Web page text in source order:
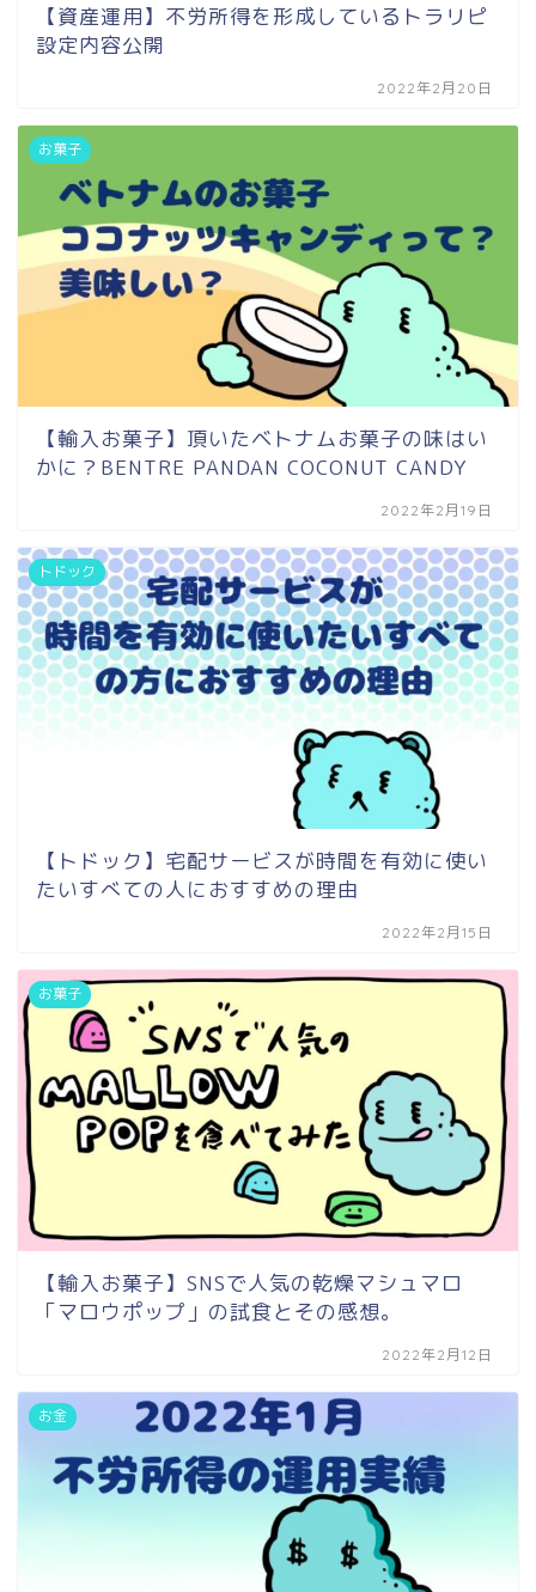
【資産運用】不労所得を形成しているトラリピ
設定内容公開
2022年2月20日
お菓子
【輸入お菓子】頂いたベトナムお菓子の味はい
かに？BENTRE PANDAN COCONUT CANDY
2022年2月19日
トドック
【トドック】宅配サービスが時間を有効に使い
たいすべての人におすすめの理由
2022年2月15日
お菓子
【輸入お菓子】SNSで人気の乾燥マシュマロ
「マロウポップ」の試食とその感想。
2022年2月12日
お金